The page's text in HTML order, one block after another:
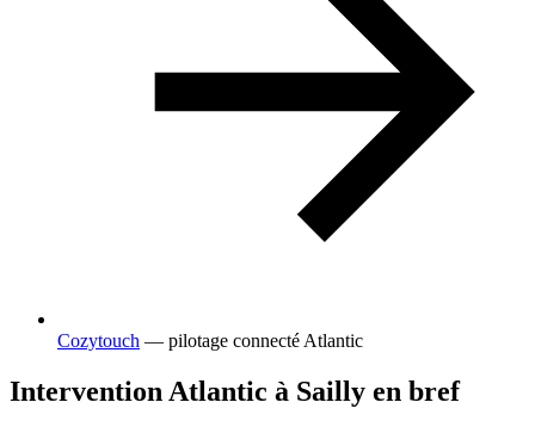
Cozytouch — pilotage connecté Atlantic
Intervention Atlantic à Sailly en bref